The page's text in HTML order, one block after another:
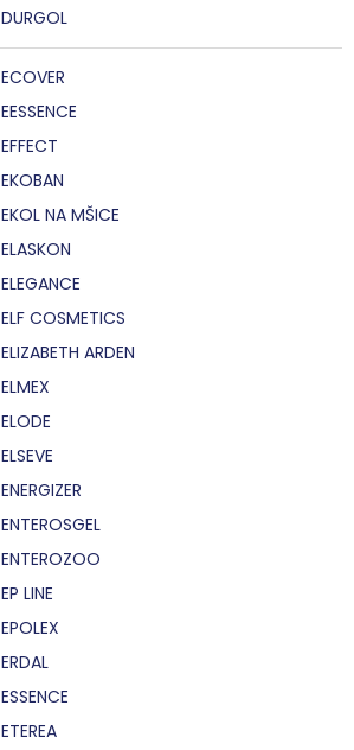
DURGOL
ECOVER
EESSENCE
EFFECT
EKOBAN
EKOL NA MŠICE
ELASKON
ELEGANCE
ELF COSMETICS
ELIZABETH ARDEN
ELMEX
ELODE
ELSEVE
ENERGIZER
ENTEROSGEL
ENTEROZOO
EP LINE
EPOLEX
ERDAL
ESSENCE
ETEREA